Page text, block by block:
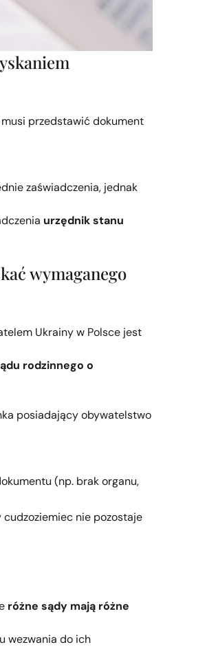
przedstawić dokument
zaświadczenia, jednak
urzędnik stanu
wymaganego
Ukrainy w Polsce jest
rodzinnego o
posiadający obywatelstwo
(np. brak organu,
cudzoziemiec nie pozostaje
różne sądy mają różne
wezwania do ich